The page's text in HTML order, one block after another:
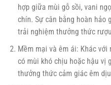
hợp giữa mùi gỗ sồi, vani
chín. Sự cân bằng hoàn hảo
trải nghiệm thưởng thức
Mềm mại và êm ái: Khác
có mùi khó chịu hoặc hậu vị
thưởng thức cảm giác êm